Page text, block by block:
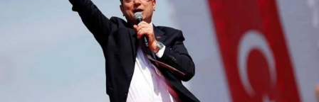
Gerçeğin İzinde
Gün Başlıyor